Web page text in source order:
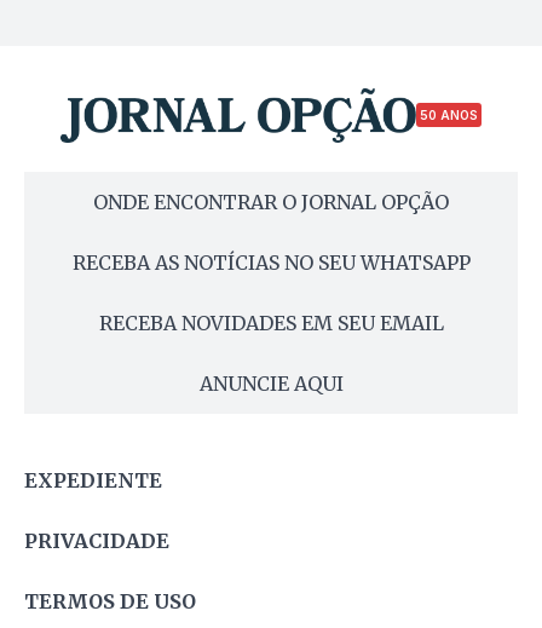
50 ANOS
ONDE ENCONTRAR O JORNAL OPÇÃO
RECEBA AS NOTÍCIAS NO SEU WHATSAPP
RECEBA NOVIDADES EM SEU EMAIL
ANUNCIE AQUI
EXPEDIENTE
PRIVACIDADE
TERMOS DE USO